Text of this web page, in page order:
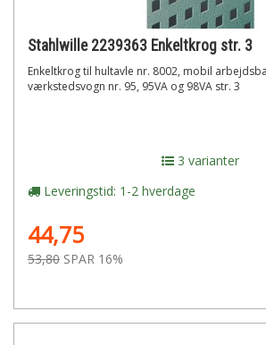
Stahlwille 2239363 Enkeltkrog str. 3
Enkeltkrog til hultavle nr. 8002, mobil
værkstedsvogn nr. 95, 95VA og 98VA str. 3
3 varianter
Leveringstid: 1-2 hverdage
44,75
53,80 SPAR 16%